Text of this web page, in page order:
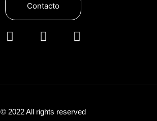
Contacto
© 2022 All rights reserved